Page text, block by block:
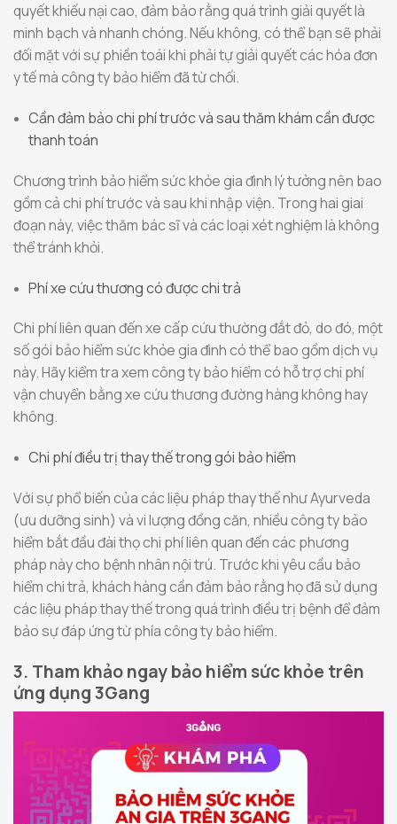
quyết khiếu nại cao, đảm bảo rằng quá trình giải quyết là
minh bạch và nhanh chóng. Nếu không, có thể bạn sẽ phải
đối mặt với sự phiền toái khi phải tự giải quyết các hóa đơn
y tế mà công ty bảo hiểm đã từ chối.
Cần đảm bảo chi phí trước và sau thăm khám cần được
thanh toán
Chương trình bảo hiểm sức khỏe gia đình lý tưởng nên bao
gồm cả chi phí trước và sau khi nhập viện. Trong hai giai
đoạn này, việc thăm bác sĩ và các loại xét nghiệm là không
thể tránh khỏi.
Phí xe cứu thương có được chi trả
Chi phí liên quan đến xe cấp cứu thường đắt đỏ, do đó, một
số gói bảo hiểm sức khỏe gia đình có thể bao gồm dịch vụ
này. Hãy kiểm tra xem công ty bảo hiểm có hỗ trợ chi phí
vận chuyển bằng xe cứu thương đường hàng không hay
không.
Chi phí điều trị thay thế trong gói bảo hiểm
Với sự phổ biến của các liệu pháp thay thế như Ayurveda
(ưu dưỡng sinh) và vi lượng đồng căn, nhiều công ty bảo
hiểm bắt đầu đài thọ chi phí liên quan đến các phương
pháp này cho bệnh nhân nội trú. Trước khi yêu cầu bảo
hiểm chi trả, khách hàng cần đảm bảo rằng họ đã sử dụng
các liệu pháp thay thế trong quá trình điều trị bệnh để đảm
bảo sự đáp ứng từ phía công ty bảo hiểm.
3. Tham khảo ngay bảo hiểm sức khỏe trên
ứng dụng 3Gang